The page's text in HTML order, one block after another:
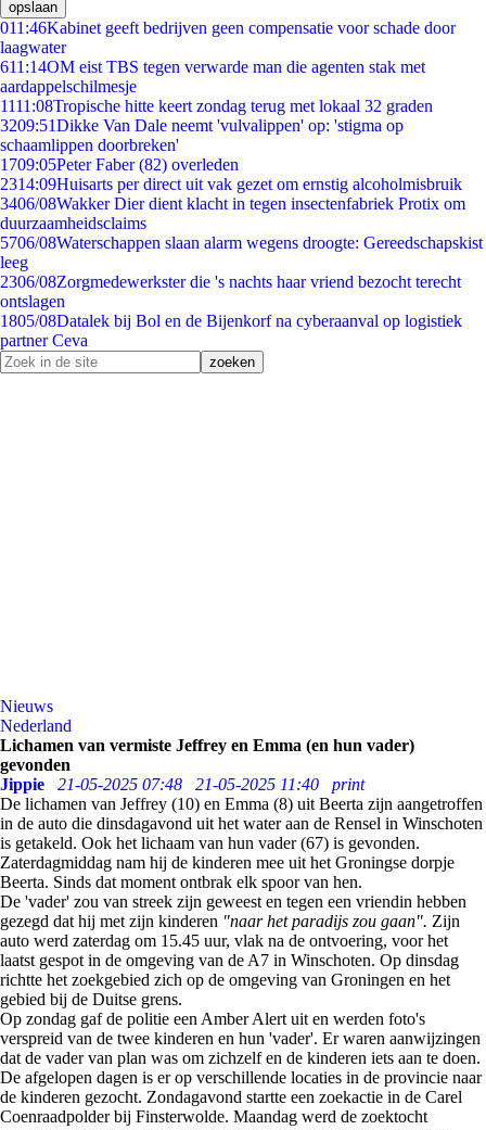
opslaan
011:46Kabinet geeft bedrijven geen compensatie voor schade door
laagwater
611:14OM eist TBS tegen verwarde man die agenten stak met
aardappelschilmesje
1111:08Tropische hitte keert zondag terug met lokaal 32 graden
3209:51Dikke Van Dale neemt 'vulvalippen' op: 'stigma op
schaamlippen doorbreken'
1709:05Peter Faber (82) overleden
2314:09Huisarts per direct uit vak gezet om ernstig alcoholmisbruik
3406/08Wakker Dier dient klacht in tegen insectenfabriek Protix om
duurzaamheidsclaims
5706/08Waterschappen slaan alarm wegens droogte: Gereedschapskist
leeg
2306/08Zorgmedewerkster die 's nachts haar vriend bezocht terecht
ontslagen
1805/08Datalek bij Bol en de Bijenkorf na cyberaanval op logistiek
partner Ceva
Nieuws
Nederland
Lichamen van vermiste Jeffrey en Emma (en hun vader)
gevonden
Jippie
21-05-2025 07:48 21-05-2025 11:40
print
De lichamen van Jeffrey (10) en Emma (8) uit Beerta zijn aangetroffen
in de auto die dinsdagavond uit het water aan de Rensel in Winschoten
is getakeld. Ook het lichaam van hun vader (67) is gevonden.
Zaterdagmiddag nam hij de kinderen mee uit het Groningse dorpje
Beerta. Sinds dat moment ontbrak elk spoor van hen.
De 'vader' zou van streek zijn geweest en tegen een vriendin hebben
gezegd dat hij met zijn kinderen "naar het paradijs zou gaan". Zijn
auto werd zaterdag om 15.45 uur, vlak na de ontvoering, voor het
laatst gespot in de omgeving van de A7 in Winschoten. Op dinsdag
richtte het zoekgebied zich op de omgeving van Groningen en het
gebied bij de Duitse grens.
Op zondag gaf de politie een Amber Alert uit en werden foto's
verspreid van de twee kinderen en hun 'vader'. Er waren aanwijzingen
dat de vader van plan was om zichzelf en de kinderen iets aan te doen.
De afgelopen dagen is er op verschillende locaties in de provincie naar
de kinderen gezocht. Zondagavond startte een zoekactie in de Carel
Coenraadpolder bij Finsterwolde. Maandag werd de zoektocht